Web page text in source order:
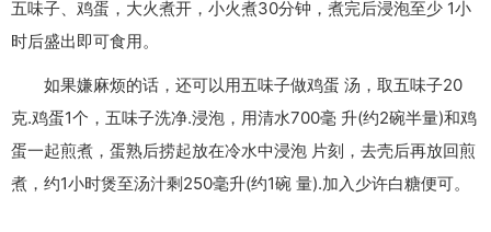
五味子、鸡蛋，大火煮开，小火煮30分钟，煮完后浸泡至少 1小
时后盛出即可食用。
如果嫌麻烦的话，还可以用五味子做鸡蛋 汤，取五味子20
克.鸡蛋1个，五味子洗净.浸泡，用清水700毫 升(约2碗半量)和鸡
蛋一起煎煮，蛋熟后捞起放在冷水中浸泡 片刻，去壳后再放回煎
煮，约1小时煲至汤汁剩250毫升(约1碗 量).加入少许白糖便可。